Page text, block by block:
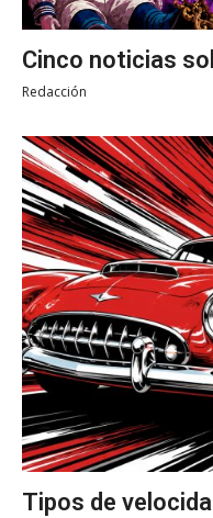
Cinco noticias
Redacción
Tipos de